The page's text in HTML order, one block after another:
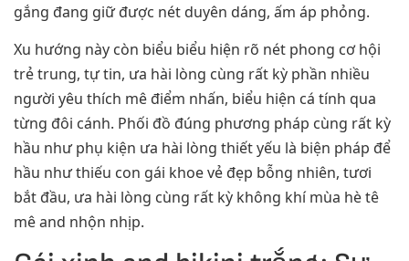
gắng đang giữ được nét duyên dáng, ấm áp phỏng.
Xu hướng này còn biểu biểu hiện rõ nét phong cơ hội
trẻ trung, tự tin, ưa hài lòng cùng rất kỳ phần nhiều
người yêu thích mê điểm nhấn, biểu hiện cá tính qua
từng đôi cánh. Phối đồ đúng phương pháp cùng rất kỳ
hầu như phụ kiện ưa hài lòng thiết yếu là biện pháp để
hầu như thiếu con gái khoe vẻ đẹp bỗng nhiên, tươi
bắt đầu, ưa hài lòng cùng rất kỳ không khí mùa hè tê
mê and nhộn nhịp.